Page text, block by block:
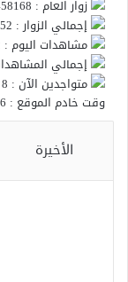
زوار العام : 458168
إجمالي الزوار : 2582852
مشاهدات اليوم : 7502
إجمالي المشاهدات :
متواجدين الآن : 8
وقت خادم الموقع : 2026-08-09
الأخيرة